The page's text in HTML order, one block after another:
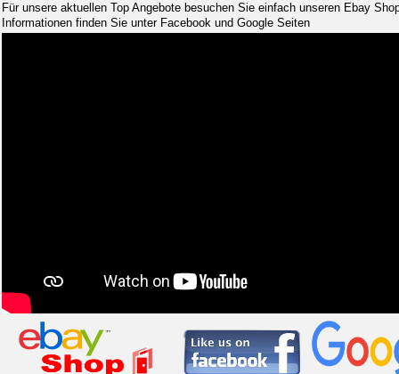
Für unsere aktuellen Top Angebote besuchen Sie einfach unseren Ebay
Informationen finden Sie unter Facebook und Google Seiten